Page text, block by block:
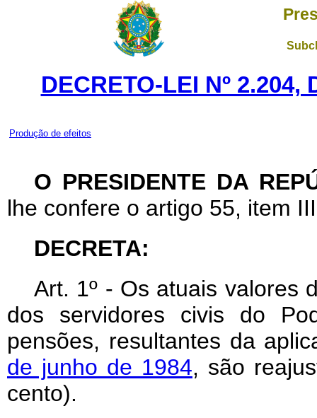
DECRETO-LEI Nº 2.204,
Produção de efeitos
O PRESIDENTE DA
lhe confere o artigo 55, item
DECRETA:
Art. 1º - Os atuais valores
dos servidores civis do
pensões, resultantes da
de junho de 1984, são
cento).